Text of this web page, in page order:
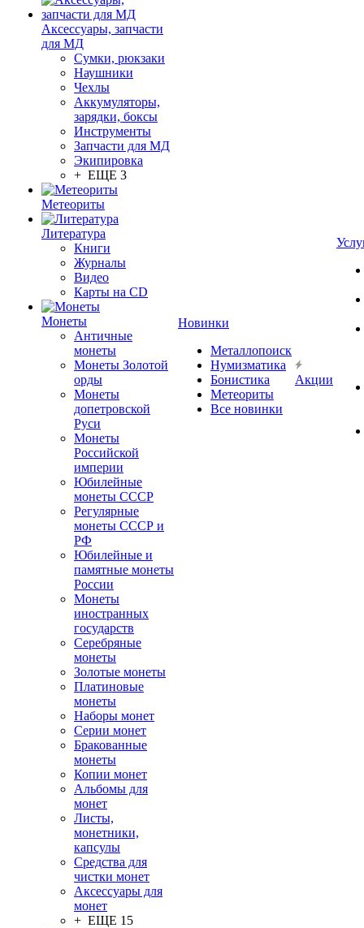
Аксессуары, запчасти
для МД
Сумки, рюкзаки
Наушники
Чехлы
Аккумуляторы,
зарядки, боксы
Инструменты
Запчасти для МД
Экипировка
+ ЕЩЕ 3
Метеориты
Литература
Книги
Журналы
Видео
Карты на CD
Монеты
Античные
монеты
Монеты Золотой
орды
Монеты
допетровской
Руси
Монеты
Российской
империи
Юбилейные
монеты СССР
Регулярные
монеты СССР и
РФ
Юбилейные и
памятные монеты
России
Монеты
иностранных
государств
Серебряные
монеты
Золотые монеты
Платиновые
монеты
Наборы монет
Серии монет
Бракованные
монеты
Копии монет
Альбомы для
монет
Листы,
монетники,
капсулы
Средства для
чистки монет
Аксессуары для
монет
+ ЕЩЕ 15
Новинки
Металлопоиск
Нумизматика
Бонистика
Метеориты
Все новинки
Акции